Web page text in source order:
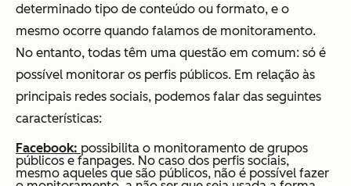
determinado tipo de conteúdo ou formato, e o
mesmo ocorre quando falamos de monitoramento.
No entanto, todas têm uma questão em comum: só é
possível monitorar os perfis públicos. Em relação às
principais redes sociais, podemos falar das seguintes
características:
Facebook: possibilita o monitoramento de grupos
públicos e fanpages. No caso dos perfis sociais,
mesmo aqueles que são públicos, não é possível fazer